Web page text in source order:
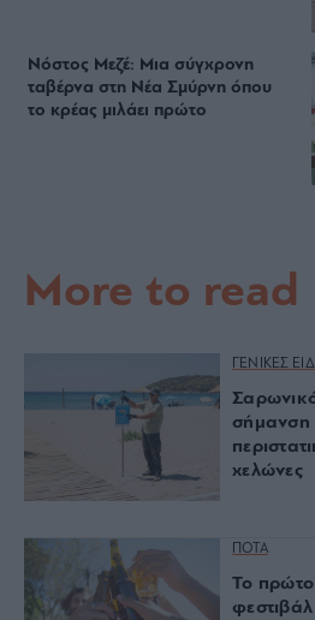
Νόστος Μεζέ: Μια σύγχρονη
ταβέρνα στη Νέα Σμύρνη όπου
το κρέας μιλάει πρώτο
More to read
ΓΕΝΙΚΕΣ
σήμανση
χελώνες
ΠΟΤΑ
Το